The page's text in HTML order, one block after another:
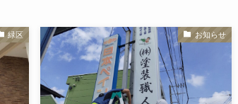
緑区 お知らせ